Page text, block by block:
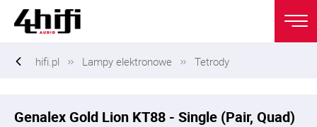
hifi.pl Lampy elektronowe Tetrody
Genalex Gold Lion KT88 - Single (Pair, Quad)